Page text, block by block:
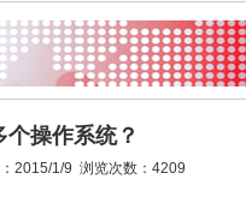
操作系统？
2015/1/9 浏览次数：4209